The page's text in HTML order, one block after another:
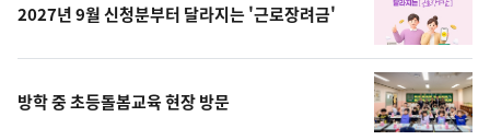
2027년 9월 신청분부터 달라지는 '근로장려금'
방학 중 초등돌봄교육 현장 방문